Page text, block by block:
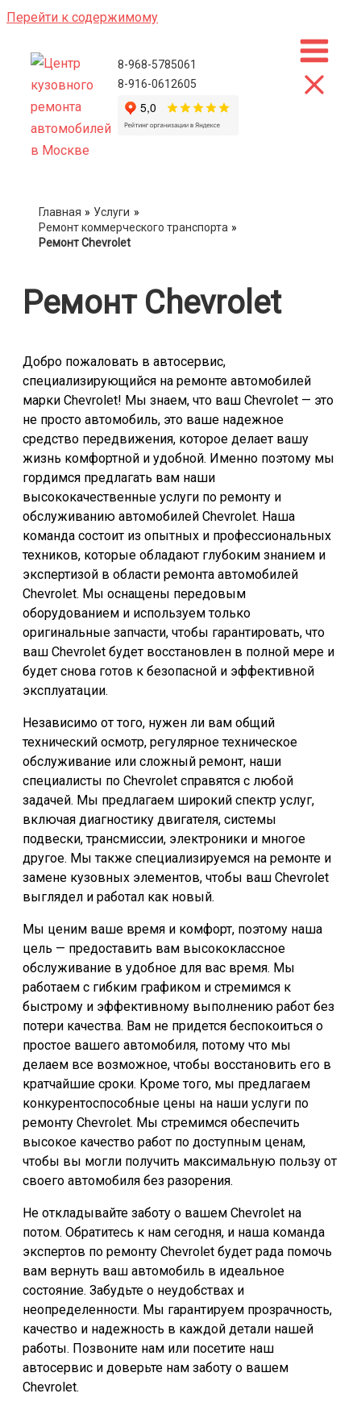
Перейти к содержимому
8-968-5785061
8-916-0612605
Главная
Услуги
Ремонт коммерческого транспорта
Ремонт Chevrolet
Ремонт Chevrolet
Добро пожаловать в автосервис,
специализирующийся на ремонте автомобилей
марки Chevrolet! Мы знаем, что ваш Chevrolet — это
не просто автомобиль, это ваше надежное
средство передвижения, которое делает вашу
жизнь комфортной и удобной. Именно поэтому мы
гордимся предлагать вам наши
высококачественные услуги по ремонту и
обслуживанию автомобилей Chevrolet. Наша
команда состоит из опытных и профессиональных
техников, которые обладают глубоким знанием и
экспертизой в области ремонта автомобилей
Chevrolet. Мы оснащены передовым
оборудованием и используем только
оригинальные запчасти, чтобы гарантировать, что
ваш Chevrolet будет восстановлен в полной мере и
будет снова готов к безопасной и эффективной
эксплуатации.
Независимо от того, нужен ли вам общий
технический осмотр, регулярное техническое
обслуживание или сложный ремонт, наши
специалисты по Chevrolet справятся с любой
задачей. Мы предлагаем широкий спектр услуг,
включая диагностику двигателя, системы
подвески, трансмиссии, электроники и многое
другое. Мы также специализируемся на ремонте и
замене кузовных элементов, чтобы ваш Chevrolet
выглядел и работал как новый.
Мы ценим ваше время и комфорт, поэтому наша
цель — предоставить вам высококлассное
обслуживание в удобное для вас время. Мы
работаем с гибким графиком и стремимся к
быстрому и эффективному выполнению работ без
потери качества. Вам не придется беспокоиться о
простое вашего автомобиля, потому что мы
делаем все возможное, чтобы восстановить его в
кратчайшие сроки. Кроме того, мы предлагаем
конкурентоспособные цены на наши услуги по
ремонту Chevrolet. Мы стремимся обеспечить
высокое качество работ по доступным ценам,
чтобы вы могли получить максимальную пользу от
своего автомобиля без разорения.
Не откладывайте заботу о вашем Chevrolet на
потом. Обратитесь к нам сегодня, и наша команда
экспертов по ремонту Chevrolet будет рада помочь
вам вернуть ваш автомобиль в идеальное
состояние. Забудьте о неудобствах и
неопределенности. Мы гарантируем прозрачность,
качество и надежность в каждой детали нашей
работы. Позвоните нам или посетите наш
автосервис и доверьте нам заботу о вашем
Chevrolet.